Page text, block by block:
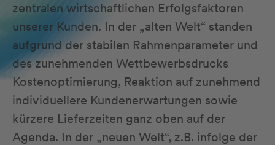
zentralen wirtschaftlichen Erfolgsfaktoren
unserer Kunden. In der „alten Welt“ standen
aufgrund der stabilen Rahmenparameter und
des zunehmenden Wettbewerbsdrucks
Kostenoptimierung, Reaktion auf zunehmend
individuellere Kundenerwartungen sowie
kürzere Lieferzeiten ganz oben auf der
Agenda. In der „neuen Welt“, z.B. infolge der